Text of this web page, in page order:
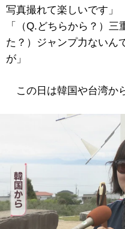
写真撮れて楽しいです」
「（Q.どちらから？）
た？）ジャンプ力ないん
が」
この日は韓国や台湾か